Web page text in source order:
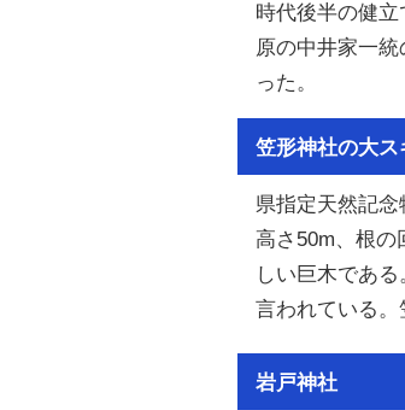
時代後半の健
原の中井家一
った。
笠形神社の大ス
県指定天然記
高さ50m、根の
しい巨木であ
言われている。
岩戸神社